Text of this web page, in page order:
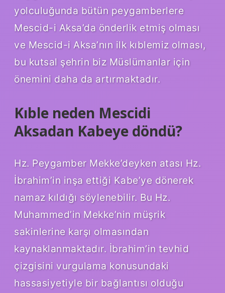
yolculuğunda bütün peygamberlere
Mescid-i Aksa’da önderlik etmiş olması
ve Mescid-i Aksa’nın ilk kıblemiz olması,
bu kutsal şehrin biz Müslümanlar için
önemini daha da artırmaktadır.
Kıble neden Mescidi
Aksadan Kabeye döndü?
Hz. Peygamber Mekke’deyken atası Hz.
İbrahim’in inşa ettiği Kabe’ye dönerek
namaz kıldığı söylenebilir. Bu Hz.
Muhammed’in Mekke’nin müşrik
sakinlerine karşı olmasından
kaynaklanmaktadır. İbrahim’in tevhid
çizgisini vurgulama konusundaki
hassasiyetiyle bir bağlantısı olduğu